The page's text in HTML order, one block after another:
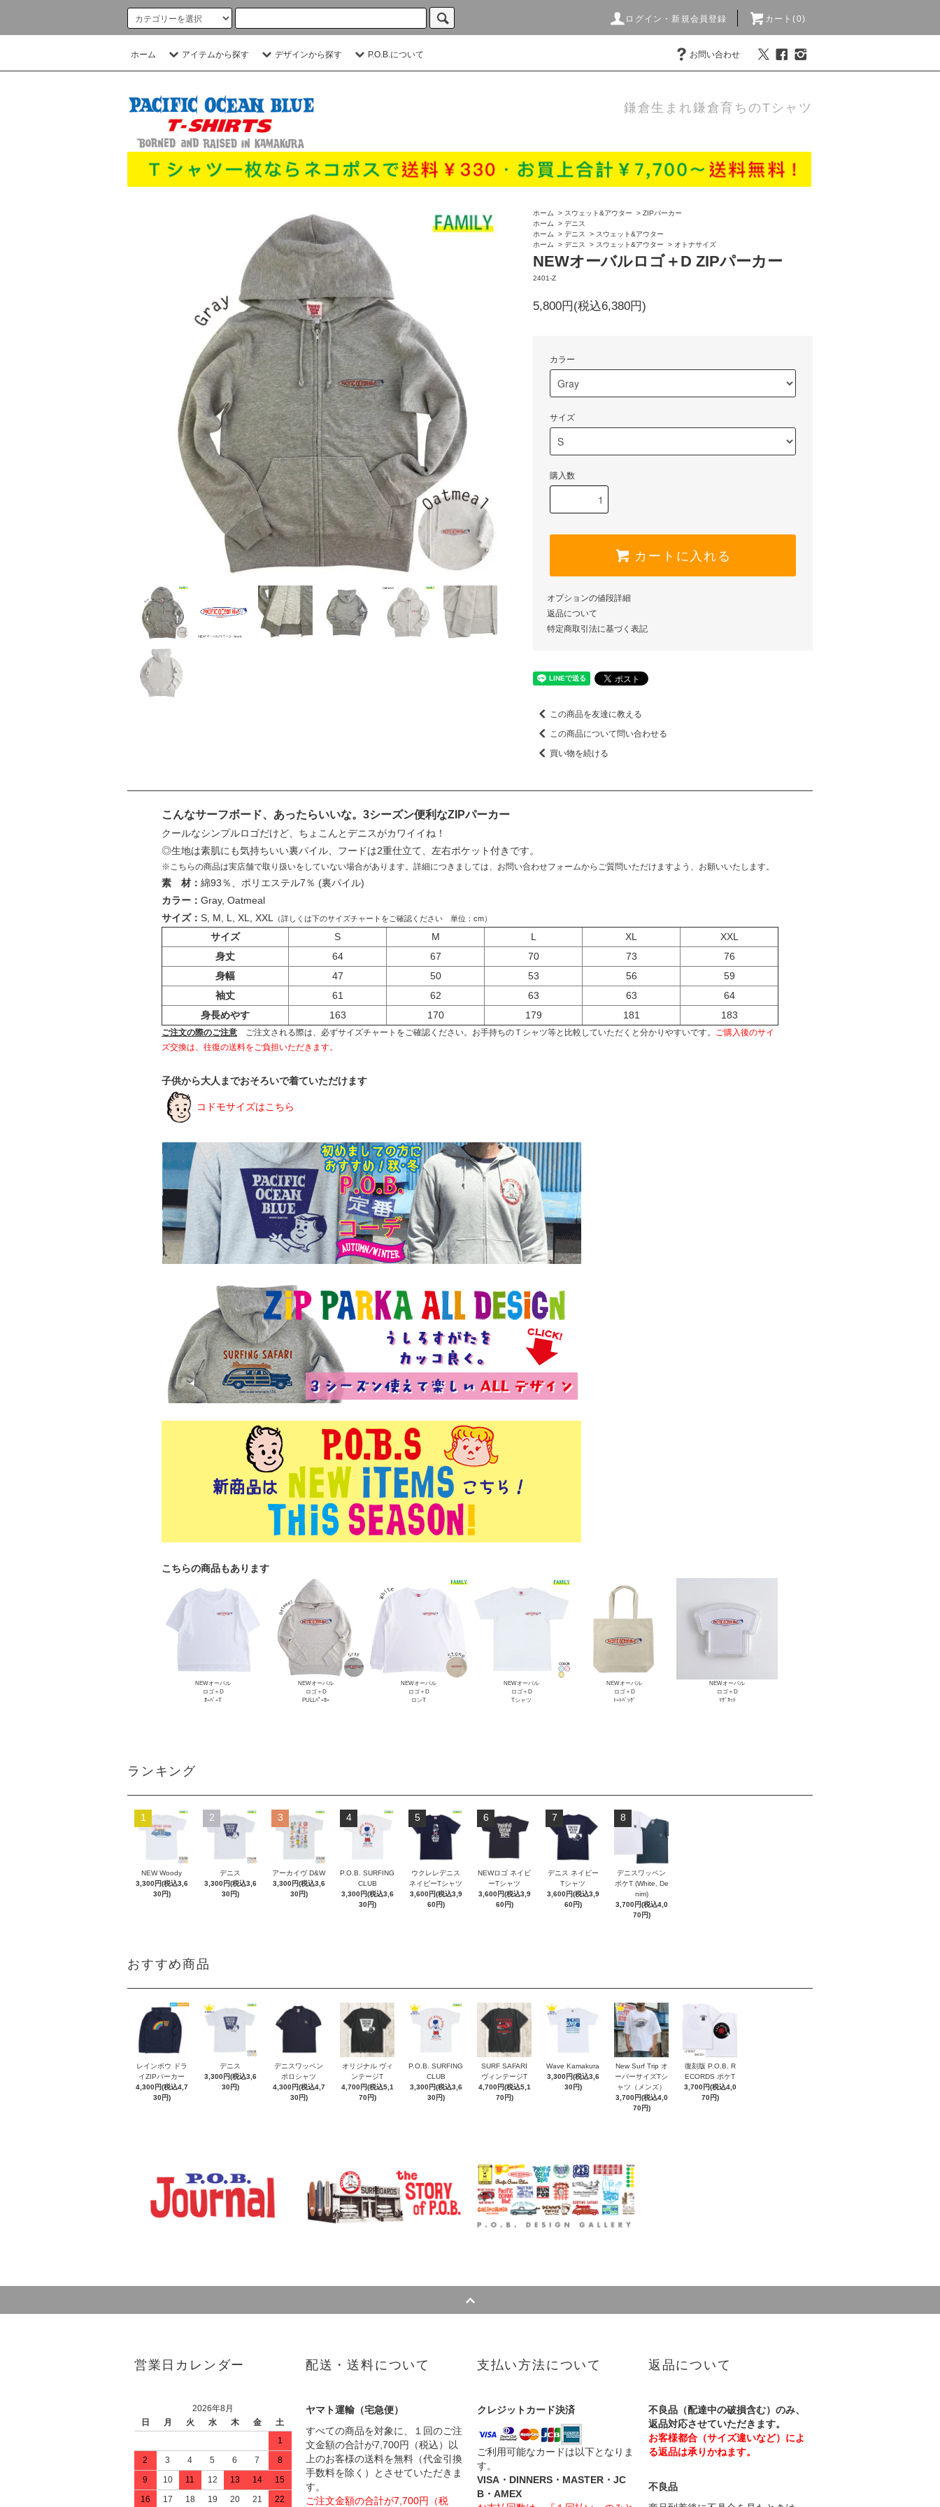
ログイン・新規会員登録 カート(0)
ホーム アイテムから探す デザインから探す P.O.B.について お問い合わせ
鎌倉生まれ鎌倉育ちのTシャツ
ホーム > スウェット&アウター > ZIPパーカー
ホーム
> デニス
ホーム
> デニス > スウェット&アウター
ホーム
> デニス > スウェット&アウター > オトナサイズ
NEWオーバルロゴ＋D ZIPパーカー
2401-Z
5,800円(税込6,380円)
カラー
サイズ
購入数
カートに入れる
オプションの値段詳細
返品について
特定商取引法に基づく表記
この商品を友達に教える
この商品について問い合わせる
買い物を続ける
こんなサーフボード、あったらいいな。3シーズン便利なZIPパーカー
クールなシンプルロゴだけど、ちょこんとデニスがカワイイね！
◎生地は素肌にも気持ちいい裏パイル、フードは2重仕立て、左右ポケット付きです。
※こちらの商品は実店舗で取り扱いをしていない場合があります。詳細につきましては、お問い合わせフォームからご質問いただけますよう、お願いいたします。
素 材： 綿93％、ポリエステル7％ (裏パイル)
カラー： Gray, Oatmeal
サイズ： S, M, L, XL, XXL （詳しくは下のサイズチャートをご確認ください 単位：cm）
サイズ S M L XL
XXL
身丈
64 67 70 73
76
身幅
47 50 53 56
59
袖丈
61 62 63 63
64
身長めやす
163 170 179 181 183
ご注文の際のご注意 ご注文される際は、必ずサイズチャートをご確認ください。お手持ちのＴシャツ等と比較していただくと分かりやすいです。 ご購入後のサイ
ズ交換は、往復の送料をご負担いただきます。
子供から大人までおそろいで着ていただけます
コドモサイズはこちら
こちらの商品もあります
NEWオーバル
ロゴ＋D
ｵｰﾊﾞｰT
NEWオーバル
ロゴ＋D
PULLﾊﾟｰｶｰ
NEWオーバル
ロゴ＋D
ロンT
NEWオーバル
ロゴ＋D
Tシャツ
NEWオーバル
ロゴ＋D
ﾄｰﾄﾊﾞｯｸﾞ
NEWオーバル
ロゴ＋D
ﾏｸﾞﾈｯﾄ
ランキング
1
NEW Woody
3,300円(税込3,6
30円)
2
デニス
3,300円(税込3,6
30円)
3
アーカイヴ D&W
3,300円(税込3,6
30円)
4
P.O.B. SURFING
CLUB
3,300円(税込3,6
30円)
5
ウクレレデニス
ネイビーTシャツ
3,600円(税込3,9
60円)
6
NEWロゴ ネイビ
ーTシャツ
3,600円(税込3,9
60円)
7
デニス ネイビー
Tシャツ
3,600円(税込3,9
60円)
8
デニスワッペン
ポケT (White, De
nim)
3,700円(税込4,0
70円)
おすすめ商品
レインボウ ドラ
イZIPパーカー
4,300円(税込4,7
30円)
デニス
3,300円(税込3,6
30円)
デニスワッペン
ポロシャツ
4,300円(税込4,7
30円)
オリジナル ヴィ
ンテージT
4,700円(税込5,1
70円)
P.O.B. SURFING
CLUB
3,300円(税込3,6
30円)
SURF SAFARI
ヴィンテージT
4,700円(税込5,1
70円)
Wave Kamakura
3,300円(税込3,6
30円)
New Surf Trip オ
ーバーサイズTシ
ャツ（メンズ）
3,700円(税込4,0
70円)
復刻版 P.O.B. R
ECORDS ポケT
3,700円(税込4,0
70円)
営業日カレンダー
2026年8月
日
月 火 水 木 金
土
1
2
3 4 5 6 7
8
9
10 11 12 13 14
15
16
17 18 19 20 21 22
配送・送料について
ヤマト運輸（宅急便）
すべての商品を対象に、１回のご注
文金額の合計が7,700円（税込）以
上のお客様の送料を無料（代金引換
手数料を除く）とさせていただきま
す。
ご注文金額の合計が7,700円（税
支払い方法について
クレジットカード決済
ご利用可能なカードは以下となりま
す。
VISA・DINNERS・MASTER・JC
B・AMEX
返品について
不良品（配達中の破損含む）のみ、
返品対応させていただきます。
お客様都合（サイズ違いなど）によ
る返品は承りかねます。
不良品